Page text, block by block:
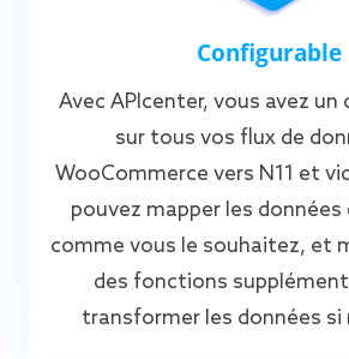
Configurable
Avec APIcenter, vous avez
sur tous vos flux de
WooCommerce vers N11 et
pouvez mapper les
comme vous le souhaitez, et
des fonctions
transformer les données si